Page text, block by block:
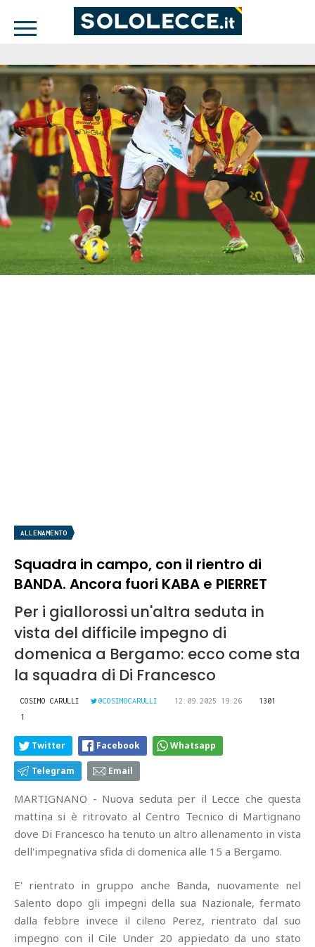
ALLENAMENTO
Squadra in campo, con il rientro di
BANDA. Ancora fuori KABA e PIERRET
Per i giallorossi un'altra seduta in
vista del difficile impegno di
domenica a Bergamo: ecco come sta
la squadra di Di Francesco
COSIMO CARULLI @COSIMOCARULLI 12.09.2025 19:26
1301
1
Twitter Facebook Whatsapp
Telegram Email
MARTIGNANO - Nuova seduta per il Lecce che questa
mattina si è ritrovato al Centro Tecnico di Martignano
dove Di Francesco ha tenuto un altro allenamento in vista
dell'impegnativa sfida di domenica alle 15 a Bergamo.
E' rientrato in gruppo anche Banda, nuovamente nel
Salento dopo gli impegni della sua Nazionale, fermato
dalla febbre invece il cileno Perez, rientrato dal suo
impegno con il Cile Under 20 appiedato da uno stato